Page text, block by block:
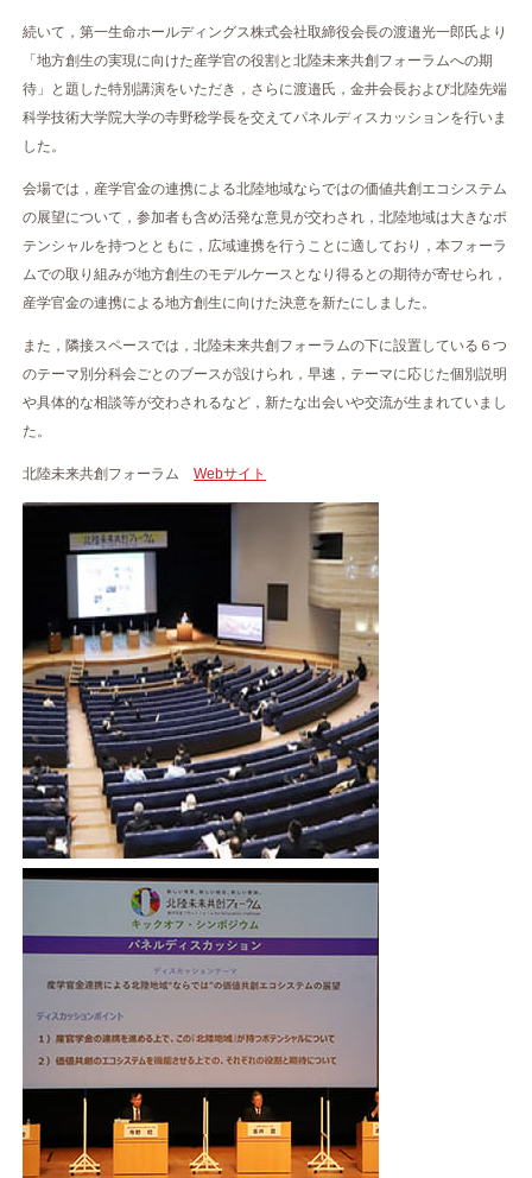
続いて，第一生命ホールディングス株式会社取締役会長の渡邉光一郎氏より
「地方創生の実現に向けた産学官の役割と北陸未来共創フォーラムへの期
待」と題した特別講演をいただき，さらに渡邉氏，金井会長および北陸先端
科学技術大学院大学の寺野稔学長を交えてパネルディスカッションを行いま
した。
会場では，産学官金の連携による北陸地域ならではの価値共創エコシステム
の展望について，参加者も含め活発な意見が交わされ，北陸地域は大きなポ
テンシャルを持つとともに，広域連携を行うことに適しており，本フォーラ
ムでの取り組みが地方創生のモデルケースとなり得るとの期待が寄せられ，
産学官金の連携による地方創生に向けた決意を新たにしました。
また，隣接スペースでは，北陸未来共創フォーラムの下に設置している６つ
のテーマ別分科会ごとのブースが設けられ，早速，テーマに応じた個別説明
や具体的な相談等が交わされるなど，新たな出会いや交流が生まれていまし
た。
北陸未来共創フォーラムWebサイト